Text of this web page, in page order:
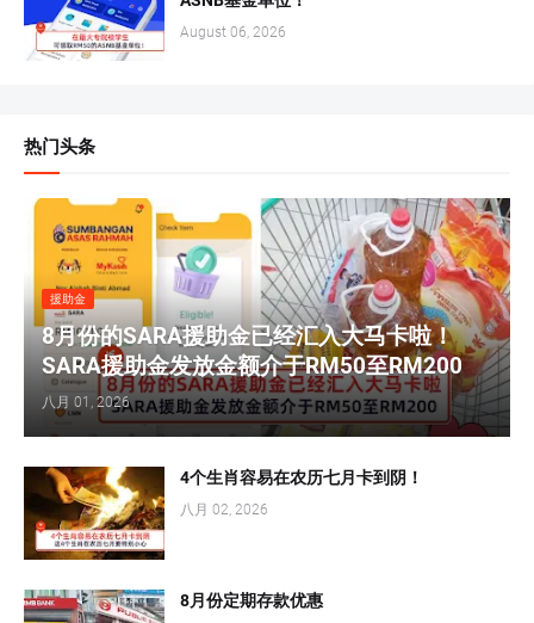
August 06, 2026
热门头条
援助金
8月份的SARA援助金已经汇入大马卡啦！
SARA援助金发放金额介于RM50至RM200
八月 01, 2026
4个生肖容易在农历七月卡到阴！
八月 02, 2026
8月份定期存款优惠